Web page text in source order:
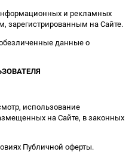
и рекламных
зарегистрированным на Сайте.
данные о
использование
на Сайте, в законных
Публичной оферты.